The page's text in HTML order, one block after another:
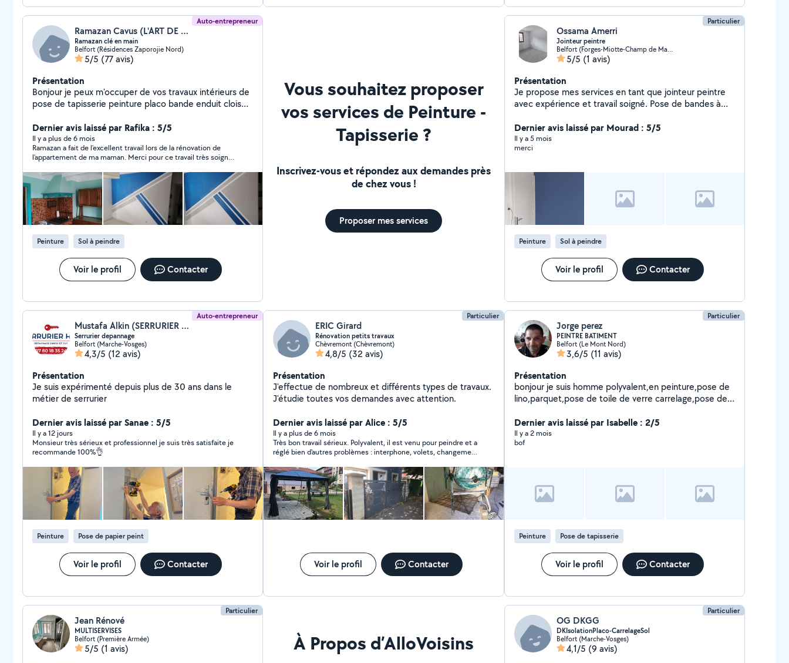
Auto-entrepreneur
Ramazan Cavus (L'ART DE LA RENOVATION)
Ramazan clé en main
Belfort (Résidences Zaporojie Nord)
5/5 (77 avis)
Présentation
Bonjour je peux m'occuper de vos travaux intérieurs de
pose de tapisserie peinture placo bande enduit cloison
Tout type de sol lino. Pvc clipsable parquet carrelage
faïence plaque osb De salle de bain clé en main WC
suspendu clé en main avec placo peinture carrelage et
autre finition Montage de cuisine équipé clé en main
avec transport planification installation et finition
Installation de profilé barrière extérieur... Montage de
meubles kit ou autres... Petit bricolage et aide
quelconque dans votre habitation Je ne travaille pas à
l'heure mais plutôt en prestation.. Je viens vous
rencontrer et discutons du prix selon vos demandes..
Dernier avis laissé par Rafika : 5/5
Il y a plus de 6 mois
Ramazan a fait de l'excellent travail lors de la rénovation de
l'appartement de ma maman. Merci pour ce travail très soigné.
Peinture Sol à peindre
Voir le profil Contacter
Vous souhaitez proposer
vos services de Peinture -
Tapisserie ?
Inscrivez-vous et répondez aux demandes près
de chez vous !
Proposer mes services
Particulier
Ossama Amerri
Jointeur peintre
Belfort (Forges-Miotte-Champ de Mars)
5/5 (1 avis)
Présentation
Je propose mes services en tant que jointeur peintre
avec expérience et travail soigné. Pose de bandes à
Finitions propres et travail sérieux
Dernier avis laissé par Mourad : 5/5
Il y a 5 mois
merci
Peinture Sol à peindre
Voir le profil Contacter
Auto-entrepreneur
Mustafa Alkin (SERRURIER DEPANNAGE H)
Serrurier depannage
Belfort (Marche-Vosges)
4,3/5 (12 avis)
Présentation
Je suis expérimenté depuis plus de 30 ans dans le
métier de serrurier
Dernier avis laissé par Sanae : 5/5
Il y a 12 jours
Monsieur très sérieux et professionnel je suis très satisfaite je
recommande 100%👌
Peinture Pose de papier peint
Voir le profil Contacter
Particulier
ERIC Girard
Rénovation petits travaux
Chèvremont (Chèvremont)
4,8/5 (32 avis)
Présentation
J'effectue de nombreux et différents types de travaux.
J'étudie toutes vos demandes avec attention.
Dernier avis laissé par Alice : 5/5
Il y a plus de 6 mois
Très bon travail sérieux. Polyvalent, il est venu pour peindre et a
réglé bien d'autres problèmes : interphone, volets, changement
Voir le profil Contacter
Particulier
Jorge perez
PEINTRE BATIMENT
Belfort (Le Mont Nord)
3,6/5 (11 avis)
Présentation
bonjour je suis homme polyvalent,en peinture,pose de
lino,parquet,pose de toile de verre carrelage,pose de
propose la pose de placo et la pose de bande
Dernier avis laissé par Isabelle : 2/5
Il y a 2 mois
bof
Peinture Pose de tapisserie
Voir le profil Contacter
Particulier
Jean Rénové
MULTISERVISES
Belfort (Première Armée)
5/5 (1 avis) À Propos d’AlloVoisins
Particulier
OG DKGG
DKIsolationPlaco-CarrelageSol
Belfort (Marche-Vosges)
4,1/5 (9 avis)